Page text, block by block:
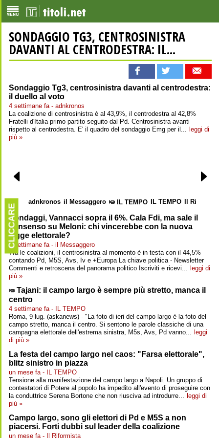
SONDAGGIO TG3, CENTROSINISTRA
DAVANTI AL CENTRODESTRA: IL...
Sondaggio Tg3, centrosinistra davanti al centrodestra:
il duello al voto
4 settimane fa - adnkronos
La coalizione di centrosinistra è al 43,9%, il centrodestra al 42,8%
Fratelli d'Italia primo partito seguito dal Pd. Centrosinistra avanti
rispetto al centrodestra. E' il quadro del sondaggio Emg per il... leggi di
più »
adnkronos il Messaggero IL TEMPO IL TEMPO Il
Sondaggi, Vannacci sopra il 6%. Cala Fdi, ma sale il
consenso su Meloni: chi vincerebbe con la nuova
legge elettorale?
4 settimane fa - il Messaggero
Tra le coalizioni, il centrosinistra al momento è in testa con il 44,5%
contando Pd, M5S, Avs, Iv e +Europa La chiave politica - Newsletter
Commenti e retroscena del panorama politico Iscriviti e ricevi... leggi di
più »
Tajani: il campo largo è sempre più stretto, manca il
centro
4 settimane fa - IL TEMPO
Roma, 9 lug. (askanews) - "La foto di ieri del campo largo è la foto del
campo stretto, manca il centro. Si sentono le parole classiche di una
campagna elettorale dell'estrema sinistra, M5s, Avs, Pd vanno... leggi
di più »
La festa del campo largo nel caos: "Farsa elettorale",
blitz sinistro in piazza
un mese fa - IL TEMPO
Tensione alla manifestazione del campo largo a Napoli. Un gruppo di
contestatori di Potere al popolo ha impedito all'evento di proseguire con
la conduttrice Serena Bortone che non riusciva ad introdurre... leggi di
più »
Campo largo, sono gli elettori di Pd e M5S a non
piacersi. Forti dubbi sul leader della coalizione
un mese fa - Il Riformista
CLICCARE